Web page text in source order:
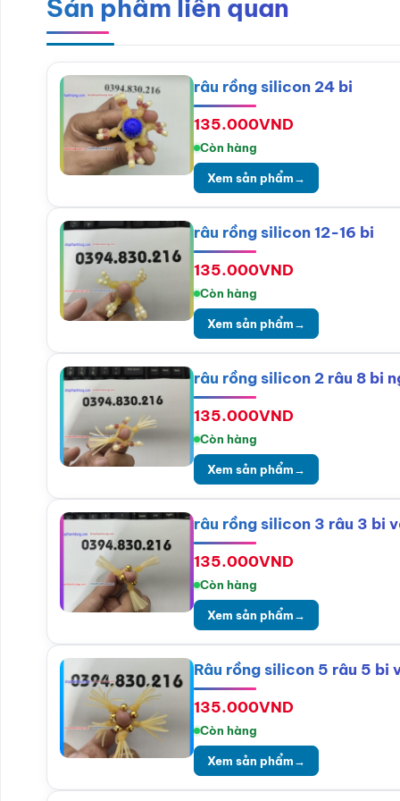
Sản phẩm liên quan
râu rồng silicon 24 bi
135.000VND
Còn hàng
Xem sản phẩm→
râu rồng silicon 12-16 bi
135.000VND
Còn hàng
Xem sản phẩm→
râu rồng silicon 2 râu 8 bi
135.000VND
Còn hàng
Xem sản phẩm→
râu rồng silicon 3 râu 3 bi
135.000VND
Còn hàng
Xem sản phẩm→
Râu rồng silicon 5 râu 5 bi
135.000VND
Còn hàng
Xem sản phẩm→